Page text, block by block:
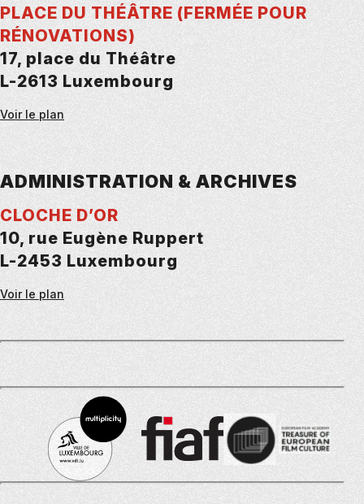
PLACE DU THÉÂTRE (FERMÉE POUR
RÉNOVATIONS)
17, place du Théâtre
L-2613 Luxembourg
Voir le plan
ADMINISTRATION & ARCHIVES
CLOCHE D’OR
10, rue Eugène Ruppert
L-2453 Luxembourg
Voir le plan